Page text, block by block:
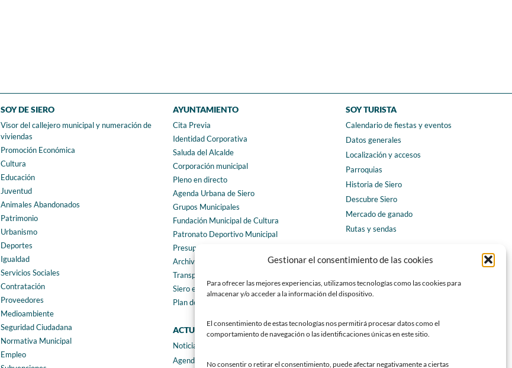
Gestionar el consentimiento de las cookies
Para ofrecer las mejores experiencias, utilizamos tecnologías como las cookies para
almacenar y/o acceder a la información del dispositivo.
El consentimiento de estas tecnologías nos permitirá procesar datos como el
comportamiento de navegación o las identificaciones únicas en este sitio.
No consentir o retirar el consentimiento, puede afectar negativamente a ciertas
SOY DE SIERO
Visor del callejero municipal y numeración de
viviendas
Promoción Económica
Cultura
Educación
Juventud
Animales Abandonados
Patrimonio
Urbanismo
Deportes
Igualdad
Servicios Sociales
Contratación
Proveedores
Medioambiente
Seguridad Ciudadana
Normativa Municipal
Empleo
AYUNTAMIENTO
Cita Previa
Identidad Corporativa
Saluda del Alcalde
Corporación municipal
Pleno en directo
Agenda Urbana de Siero
Grupos Municipales
Fundación Municipal de Cultura
Patronato Deportivo Municipal
Presupuestos municipales
Archivo municipal
Transparencia
Siero en Cifras
Plan de igualdad
ACTUALIDAD
Noticias
Agenda
SOY TURISTA
Calendario de fiestas y eventos
Datos generales
Localización y accesos
Parroquias
Historia de Siero
Descubre Siero
Mercado de ganado
Rutas y sendas
CONTACTO
Teléfonos de interés
Formulario de contacto